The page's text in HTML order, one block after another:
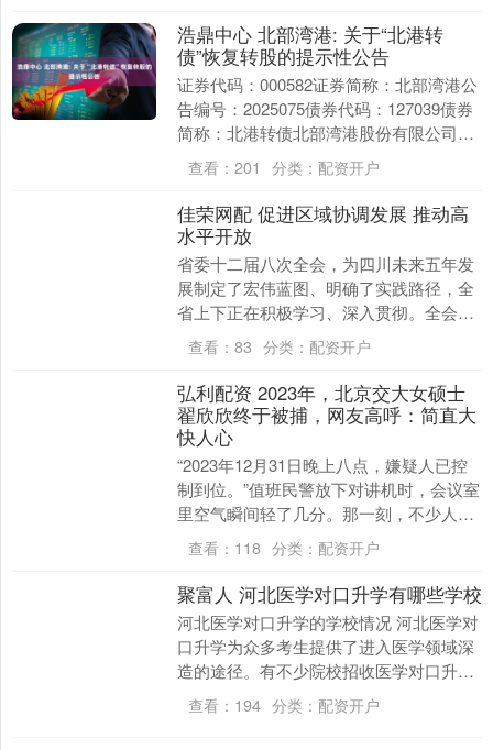
浩鼎中心 北部湾港: 关于“北港转
债”恢复转股的提示性公告
证券代码：000582证券简称：北部湾港公
告编号：2025075债券代码：127039债券
简称：北港转债北部湾港股份有限公司本
公司及董事会全体成员保证信息披露的....
查看： 201 分类： 配资开户
佳荣网配 促进区域协调发展 推动高
水平开放
省委十二届八次全会，为四川未来五年发
展制定了宏伟蓝图、明确了实践路径，全
省上下正在积极学习、深入贯彻。全会提
出要加快构建区域协调发展新格局佳荣网
配，要统筹推进深....
查看： 83 分类： 配资开户
弘利配资 2023年，北京交大女硕士
翟欣欣终于被捕，网友高呼：简直大
快人心
“2023年12月31日晚上八点，嫌疑人已控
制到位。”值班民警放下对讲机时，会议室
里空气瞬间轻了几分。那一刻，不少人脑
中闪过六年前的跳楼画面——年轻的苏享
茂横尸....
查看： 118 分类： 配资开户
聚富人 河北医学对口升学有哪些学校
河北医学对口升学的学校情况 河北医学对
口升学为众多考生提供了进入医学领域深
造的途径。有不少院校招收医学对口升学
的学生，比如沧州医学高等专科学校、承
德护理职业学院....
查看： 194 分类： 配资开户